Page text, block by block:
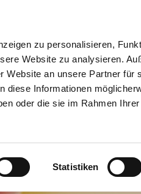
zu personalisieren,
Website zu analysieren.
Website an unsere Partner für
diese Informationen
oder die sie im Rahmen
Statistiken
"WEHDEM"